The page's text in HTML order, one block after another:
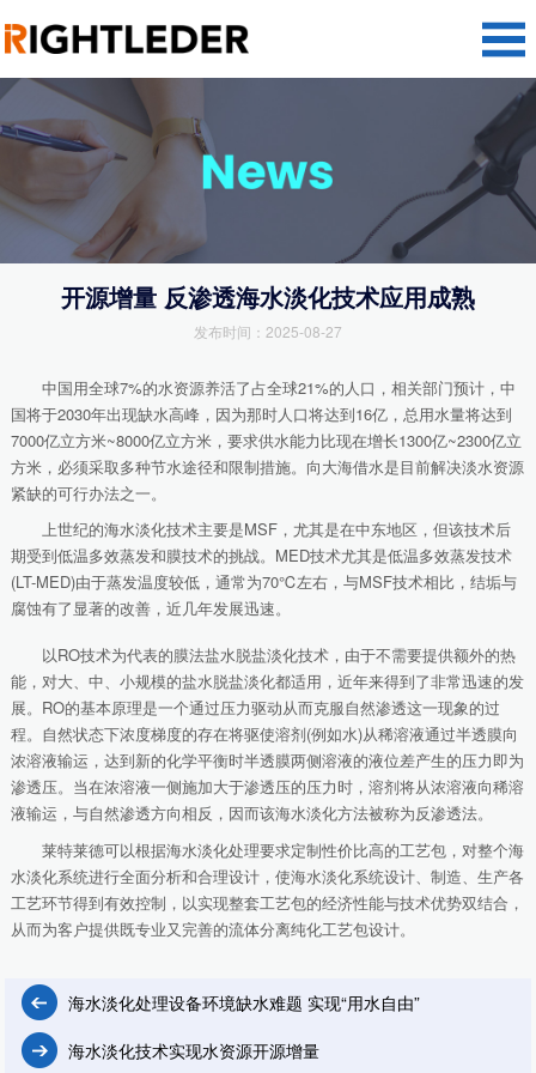
开源增量 反渗透海水淡化技术应用成熟
发布时间：2025-08-27
中国用全球7%的水资源养活了占全球21%的人口，相关部门预计，中
国将于2030年出现缺水高峰，因为那时人口将达到16亿，总用水量将达到
7000亿立方米~8000亿立方米，要求供水能力比现在增长1300亿~2300亿立
方米，必须采取多种节水途径和限制措施。向大海借水是目前解决淡水资源
紧缺的可行办法之一。
上世纪的海水淡化技术主要是MSF，尤其是在中东地区，但该技术后
期受到低温多效蒸发和膜技术的挑战。MED技术尤其是低温多效蒸发技术
(LT-MED)由于蒸发温度较低，通常为70℃左右，与MSF技术相比，结垢与
腐蚀有了显著的改善，近几年发展迅速。
以RO技术为代表的膜法盐水脱盐淡化技术，由于不需要提供额外的热
能，对大、中、小规模的盐水脱盐淡化都适用，近年来得到了非常迅速的发
展。RO的基本原理是一个通过压力驱动从而克服自然渗透这一现象的过
程。自然状态下浓度梯度的存在将驱使溶剂(例如水)从稀溶液通过半透膜向
浓溶液输运，达到新的化学平衡时半透膜两侧溶液的液位差产生的压力即为
渗透压。当在浓溶液一侧施加大于渗透压的压力时，溶剂将从浓溶液向稀溶
液输运，与自然渗透方向相反，因而该海水淡化方法被称为反渗透法。
莱特莱德可以根据海水淡化处理要求定制性价比高的工艺包，对整个海
水淡化系统进行全面分析和合理设计，使海水淡化系统设计、制造、生产各
工艺环节得到有效控制，以实现整套工艺包的经济性能与技术优势双结合，
从而为客户提供既专业又完善的流体分离纯化工艺包设计。
海水淡化处理设备环境缺水难题 实现“用水自由”
海水淡化技术实现水资源开源增量